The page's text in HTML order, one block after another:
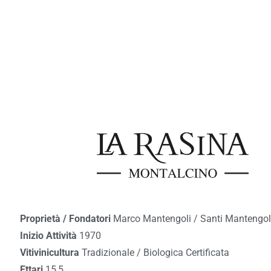
Proprietà / Fondatori Marco Mantengoli / Santi
Inizio Attività 1970
Vitivinicultura Tradizionale / Biologica Certificata